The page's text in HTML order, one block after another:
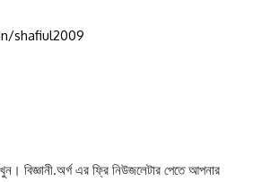
shafiul2009
বিজ্ঞানী.অর্গ এর ফ্রি নিউজলেটার পেতে আপনার